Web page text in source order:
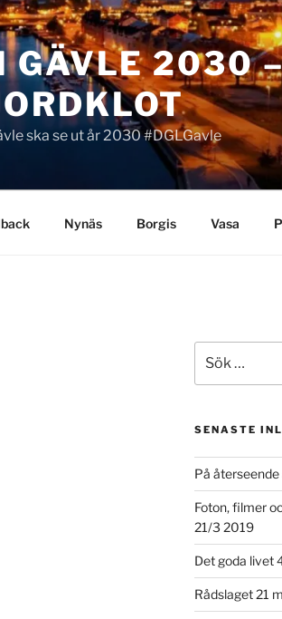
GÄVLE 2030
ska se ut år 2030 #DGLGavle
Nynäs Borgis Vasa
efter:
SENASTE
På
Foton, filmer
21/3 2019
Det goda livet
Rådslaget 21